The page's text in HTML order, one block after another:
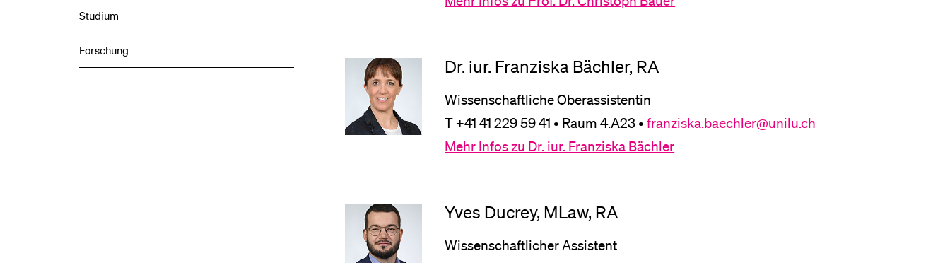
Studium
Forschung
Dr. iur. Franziska Bächler, RA
Wissenschaftliche Oberassistentin
T +41 41 229 59 41 • Raum 4.A23 • franziska.baechler@unilu.ch
Mehr Infos zu Dr. iur. Franziska Bächler
Yves Ducrey, MLaw, RA
Wissenschaftlicher Assistent
Mitarbeitende
Alumni
Stellensuchende
Anmeldung und Zulassung